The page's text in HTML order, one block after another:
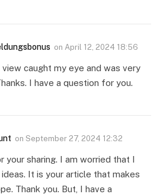
on April 12, 2024 18:56
caught my eye and was very
I have a question for you.
on September 27, 2024 12:32
your sharing. I am worried that I
It is your article that makes
Thank you. But, I have a